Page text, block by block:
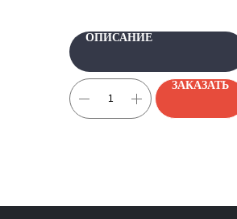
ОПИСАНИЕ
ЗАКАЗАТЬ